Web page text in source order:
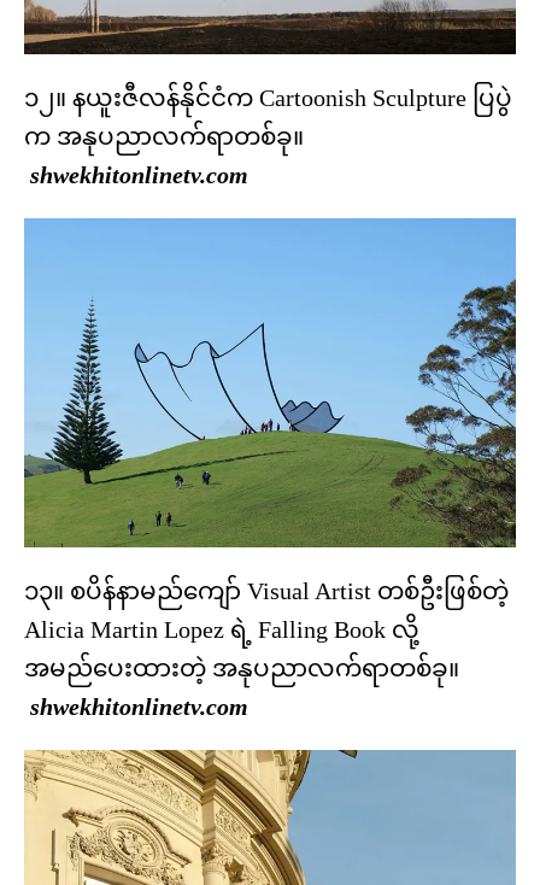
၁၂။ နယူးဇီလန်နိုင်ငံက Cartoonish Sculpture ပြပွဲ
က အနုပညာလက်ရာတစ်ခု။
shwekhitonlinetv.com
၁၃။ စပိန်နာမည်ကျော် Visual Artist တစ်ဦးဖြစ်တဲ့
Alicia Martin Lopez ရဲ့ Falling Book လို့
အမည်ပေးထားတဲ့ အနုပညာလက်ရာတစ်ခု။
shwekhitonlinetv.com